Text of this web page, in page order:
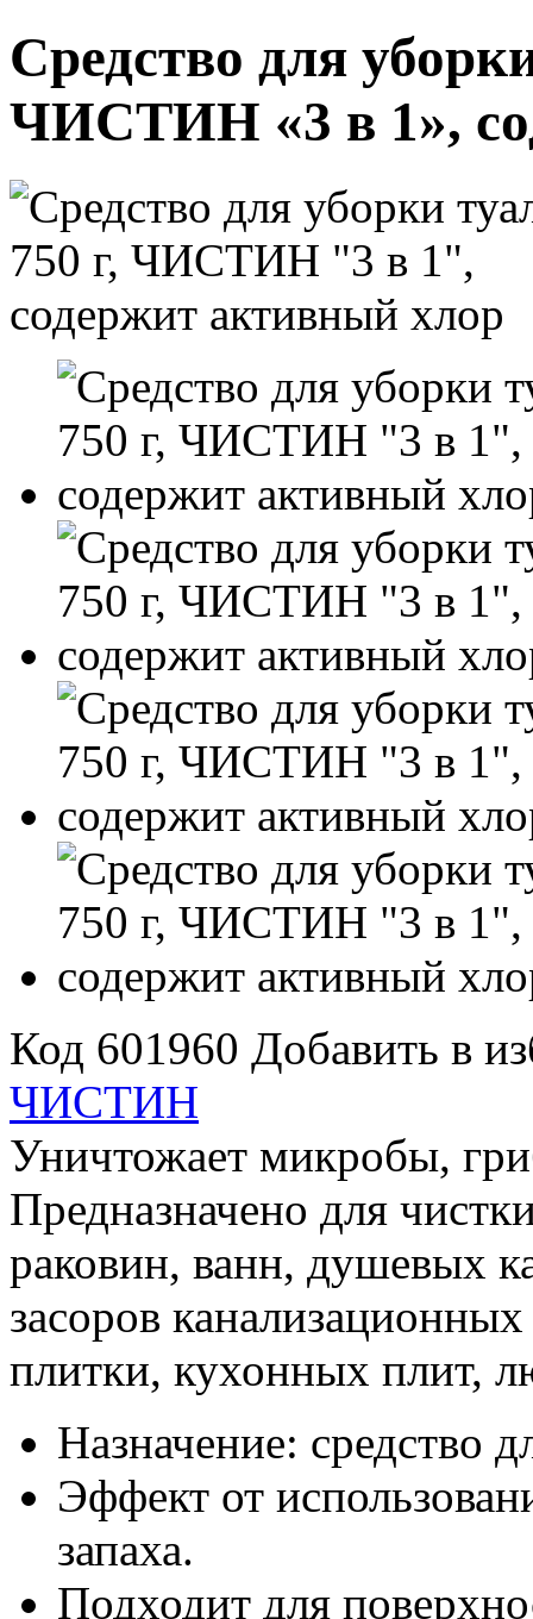
Средство для
ЧИСТИН «3 в 1»,
Код 601960 Добавить в
ЧИСТИН
Уничтожает микробы,
Предназначено для
раковин, ванн, душевых
засоров
плитки, кухонных плит,
Назначение: средство
Эффект от
запаха.
Подходит для